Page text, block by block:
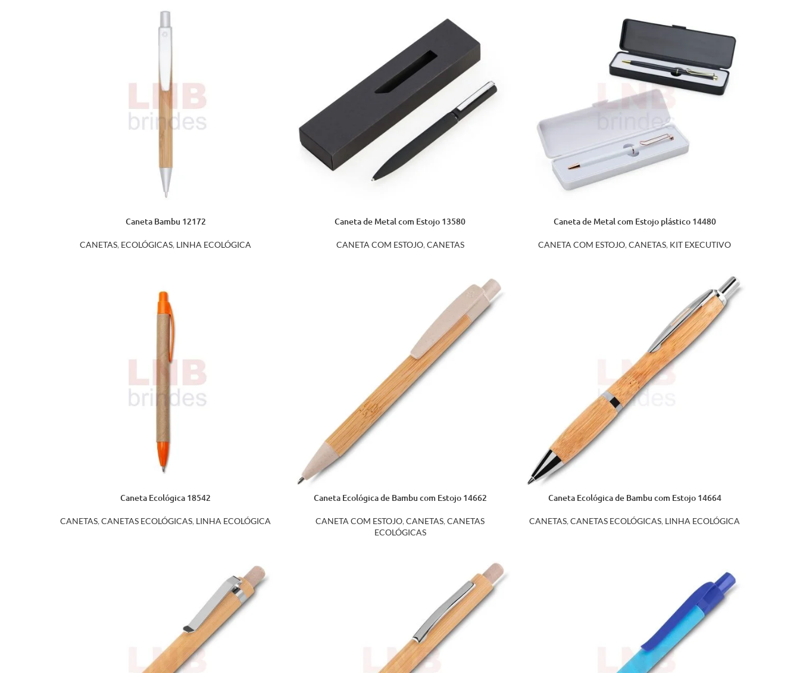
Caneta Bambu 12172
CANETAS, ECOLÓGICAS, LINHA ECOLÓGICA
Caneta de Metal com Estojo 13580
CANETA COM ESTOJO, CANETAS
Caneta de Metal com Estojo plástico 14480
CANETA COM ESTOJO, CANETAS, KIT EXECUTIVO
Caneta Ecológica 18542
CANETAS, CANETAS ECOLÓGICAS, LINHA ECOLÓGICA
Caneta Ecológica de Bambu com Estojo 14662
CANETA COM ESTOJO, CANETAS, CANETAS
ECOLÓGICAS
Caneta Ecológica de Bambu com Estojo 14664
CANETAS, CANETAS ECOLÓGICAS, LINHA ECOLÓGICA